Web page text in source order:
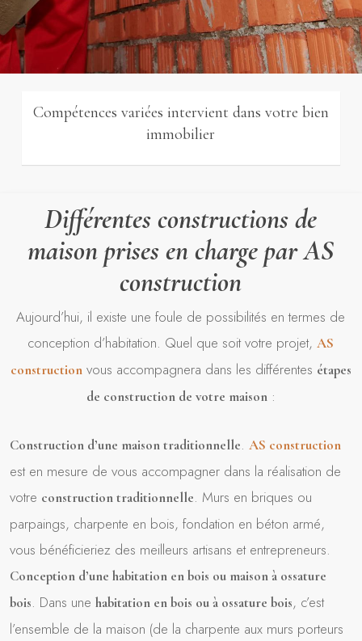
Compétences variées intervient dans votre bien
immobilier
Différentes constructions de
maison prises en charge par AS
construction
Aujourd’hui, il existe une foule de possibilités en termes de
conception d’habitation. Quel que soit votre projet,AS
constructionvous accompagnera dans les différentes étapes
de construction de votre maison:
Construction d’une maison traditionnelle.AS construction
est en mesure de vous accompagner dans la réalisation de
votre construction traditionnelle. Murs en briques ou
parpaings, charpente en bois, fondation en béton armé,
vous bénéficieriez des meilleurs artisans et entrepreneurs.
Conception d’une habitation en bois ou maison à ossature
bois. Dans unehabitation en bois ou à ossature bois, c’est
l’ensemble de la maison (de la charpente aux murs porteurs